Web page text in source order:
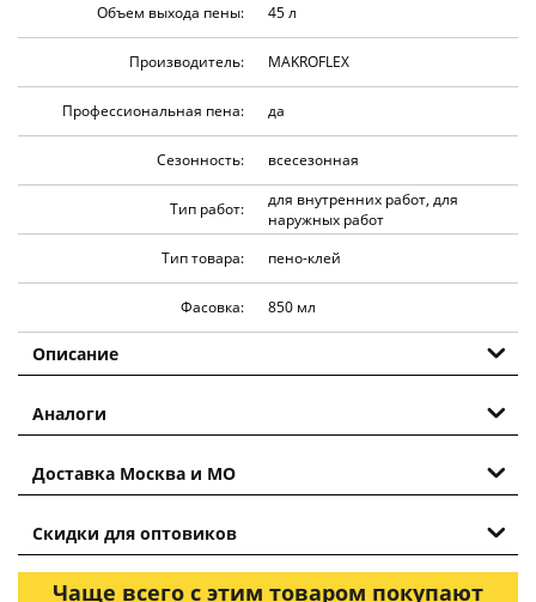
Объем выхода пены: 45 л
Производитель: MAKROFLEX
Профессиональная пена: да
Сезонность: всесезонная
Тип работ:
для внутренних работ, для
наружных работ
Тип товара:
пено-клей
Фасовка: 850 мл
Описание
Аналоги
Доставка Москва и МО
Скидки для оптовиков
Чаще всего с этим товаром покупают